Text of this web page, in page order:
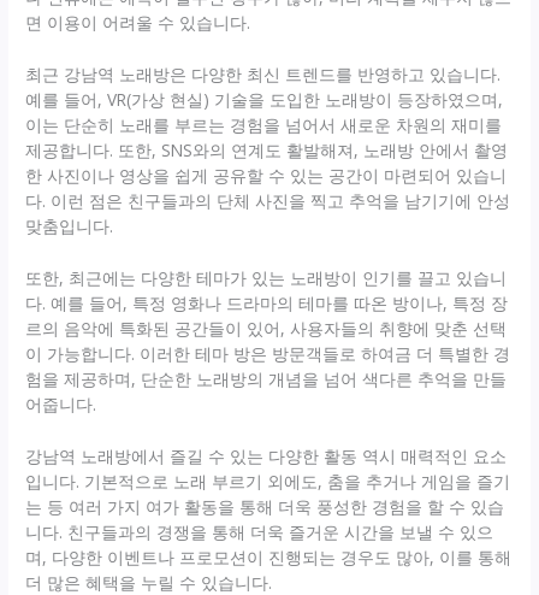
면 이용이 어려울 수 있습니다.
최근 강남역 노래방은 다양한 최신 트렌드를 반영하고 있습니다.
예를 들어, VR(가상 현실) 기술을 도입한 노래방이 등장하였으며,
이는 단순히 노래를 부르는 경험을 넘어서 새로운 차원의 재미를
제공합니다. 또한, SNS와의 연계도 활발해져, 노래방 안에서 촬영
한 사진이나 영상을 쉽게 공유할 수 있는 공간이 마련되어 있습니
다. 이런 점은 친구들과의 단체 사진을 찍고 추억을 남기기에 안성
맞춤입니다.
또한, 최근에는 다양한 테마가 있는 노래방이 인기를 끌고 있습니
다. 예를 들어, 특정 영화나 드라마의 테마를 따온 방이나, 특정 장
르의 음악에 특화된 공간들이 있어, 사용자들의 취향에 맞춘 선택
이 가능합니다. 이러한 테마 방은 방문객들로 하여금 더 특별한 경
험을 제공하며, 단순한 노래방의 개념을 넘어 색다른 추억을 만들
어줍니다.
강남역 노래방에서 즐길 수 있는 다양한 활동 역시 매력적인 요소
입니다. 기본적으로 노래 부르기 외에도, 춤을 추거나 게임을 즐기
는 등 여러 가지 여가 활동을 통해 더욱 풍성한 경험을 할 수 있습
니다. 친구들과의 경쟁을 통해 더욱 즐거운 시간을 보낼 수 있으
며, 다양한 이벤트나 프로모션이 진행되는 경우도 많아, 이를 통해
더 많은 혜택을 누릴 수 있습니다.